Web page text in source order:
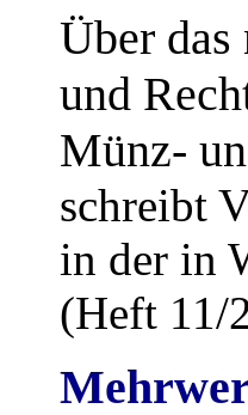
Über
und
Münz-
schreibt
in der in
(Heft 11/